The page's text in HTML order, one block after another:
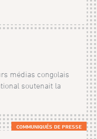
médias congolais
soutenait la
COMMUNIQUÉS DE PRESSE